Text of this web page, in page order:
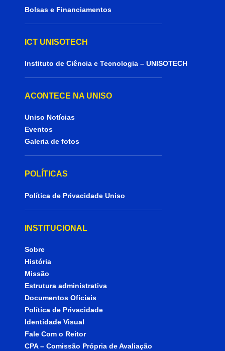
Bolsas e Financiamentos
ICT UNISOTECH
Instituto de Ciência e Tecnologia – UNISOTECH
ACONTECE NA UNISO
Uniso Notícias
Eventos
Galeria de fotos
POLÍTICAS
Política de Privacidade Uniso
INSTITUCIONAL
Sobre
História
Missão
Estrutura administrativa
Documentos Oficiais
Política de Privacidade
Identidade Visual
Fale Com o Reitor
CPA – Comissão Própria de Avaliação